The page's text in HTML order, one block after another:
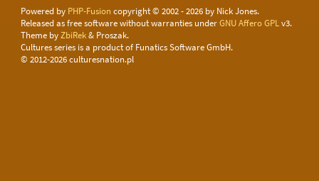
Powered by PHP-Fusion copyright © 2002 - 2026 by Nick Jones.
Released as free software without warranties underGNU Affero GPLv3.
Theme byZbiRek& Proszak.
Cultures series is a product of Funatics Software GmbH.
© 2012-2026 culturesnation.pl